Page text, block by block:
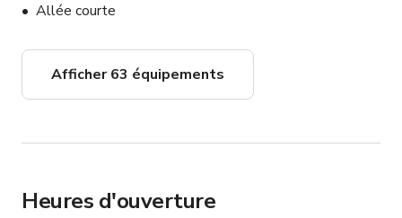
Allée courte
Afficher 63 équipements
Heures d'ouverture